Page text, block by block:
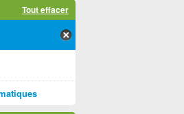
Tout effacer